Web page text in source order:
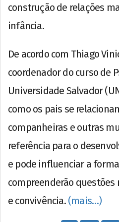
construção de relações
infância.
De acordo com Thiago
coordenador do curso de
Universidade Salvador
como os pais se
companheiras e outras
referência para o
e pode influenciar a
compreenderão questões
e convivência. (mais…)